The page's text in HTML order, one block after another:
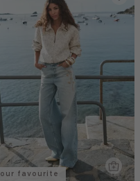
our favourite